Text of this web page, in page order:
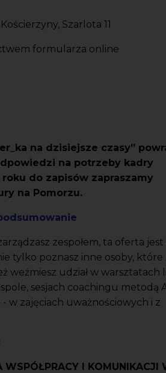
Szarlota 11
formularza online
na dzisiejsze czasy”
na potrzeby kadry
do zapisów zapraszamy
na Pomorzu.
zespołem, ta oferta jest
tylko poznasz inne osoby, które
weźmiesz udział w warsztatach
sesjach coachingu metodą
w zajęciach uważnościowych i z
I KOMUNIKACJI